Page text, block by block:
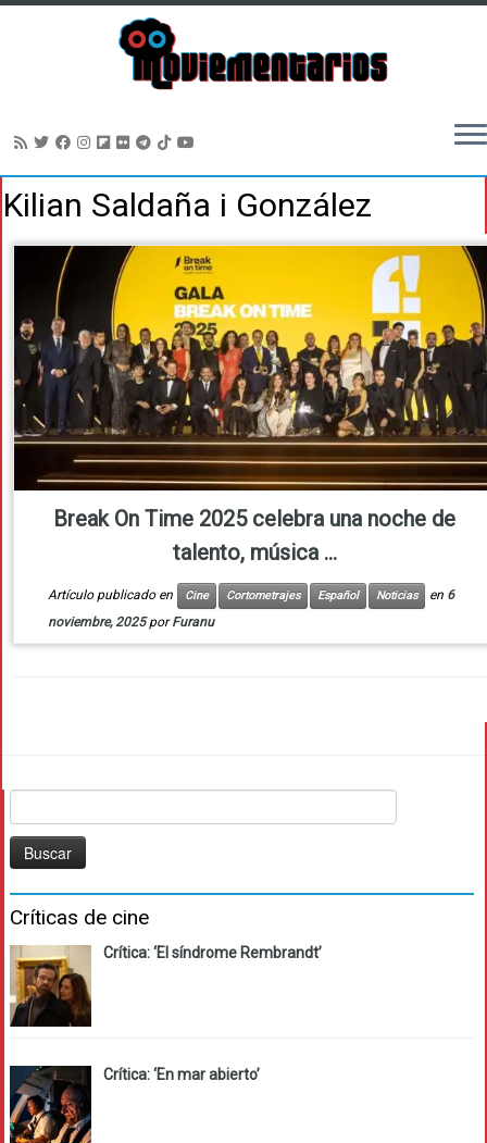
Saltar
alKilian Saldaña i González
Break On Time 2025 celebra una noche de
talento, música ...
Artículo publicado en Cine Cortometrajes Español Noticias en 6
noviembre, 2025 porFuranu
Críticas de cine
Crítica: ‘El síndrome Rembrandt’
Crítica: ‘En mar abierto’